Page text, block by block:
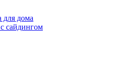
для дома
сайдингом